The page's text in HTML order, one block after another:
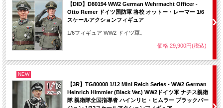
【DID】D80194 WW2 German Wehrmacht Officer -
Otto Remer ドイツ国防軍 将校 オットー・レーマー 1/6
スケールアクションフィギュア
1/6フィギュア WW2 ドイツ軍。
価格:29,900円(税込)
NEW
【3R】TG80008 1/12 Mini Reich Series - WW2 German
Heinrich Himmler (Black Ver.) WW2ドイツ軍 ナチス親衛
隊 親衛隊全国指導者 ハインリヒ・ヒムラー ブラックバー